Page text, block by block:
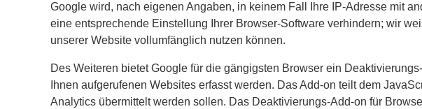
Google wird, nach eigenen Angaben, in keinem Fall Ihre IP-Adresse mit
eine entsprechende Einstellung Ihrer Browser-Software verhindern; wir
unserer Website vollumfänglich nutzen können.
Des Weiteren bietet Google für die gängigsten Browser ein
Ihnen aufgerufenen Websites erfasst werden. Das Add-on teilt dem
Analytics übermittelt werden sollen. Das Deaktivierungs-Add-on für